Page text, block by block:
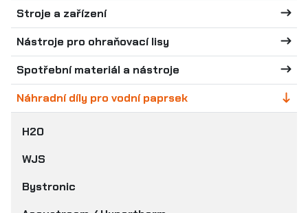
Stroje a zařízení
Nástroje pro ohraňovací lisy
Spotřební materiál a nástroje
Náhradní díly pro vodní paprsek
H2O
WJS
Bystronic